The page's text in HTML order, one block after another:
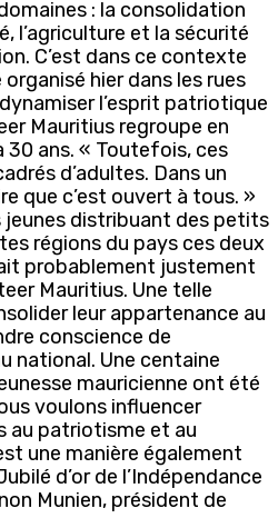
: la consolidation
l’agriculture et la sécurité
C’est dans ce contexte
hier dans les rues
l’esprit patriotique
Mauritius regroupe en
30 ans. « Toutefois, ces
d’adultes. Dans un
que c’est ouvert à tous. »
jeunes distribuant des petits
régions du pays ces deux
probablement justement
Mauritius. Une telle
leur appartenance au
conscience de
national. Une centaine
mauricienne ont été
voulons influencer
au patriotisme et au
une manière également
d’or de l’Indépendance
Munien, président de